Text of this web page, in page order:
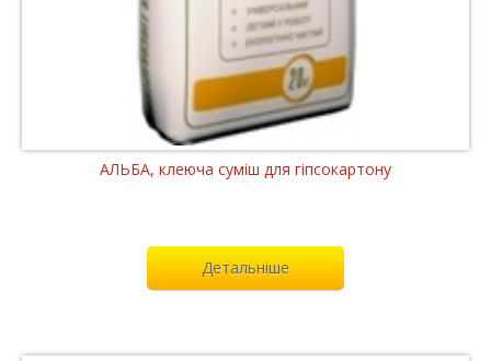
АЛЬБА, клеюча суміш для гіпсокартону
Детальніше